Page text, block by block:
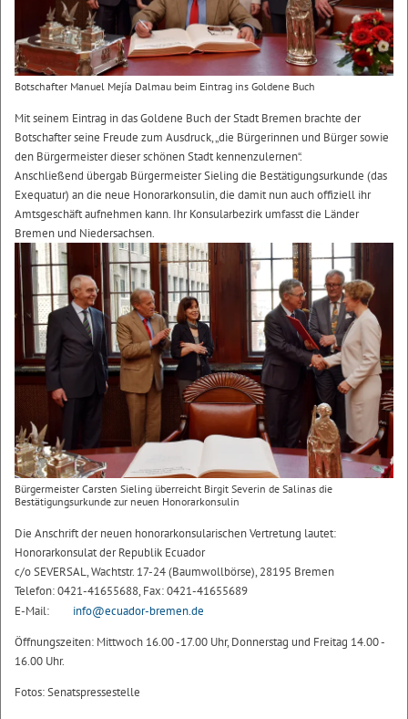
Botschafter Manuel Mejía Dalmau beim Eintrag ins Goldene Buch
Mit seinem Eintrag in das Goldene Buch der Stadt Bremen brachte der
Botschafter seine Freude zum Ausdruck, „die Bürgerinnen und Bürger sowie
den Bürgermeister dieser schönen Stadt kennenzulernen“.
Anschließend übergab Bürgermeister Sieling die Bestätigungsurkunde (das
Exequatur) an die neue Honorarkonsulin, die damit nun auch offiziell ihr
Amtsgeschäft aufnehmen kann. Ihr Konsularbezirk umfasst die Länder
Bremen und Niedersachsen.
Bürgermeister Carsten Sieling überreicht Birgit Severin de Salinas die
Bestätigungsurkunde zur neuen Honorarkonsulin
Die Anschrift der neuen honorarkonsularischen Vertretung lautet:
Honorarkonsulat der Republik Ecuador
c/o SEVERSAL, Wachtstr. 17-24 (Baumwollbörse), 28195 Bremen
Telefon: 0421-41655688, Fax: 0421-41655689
E-Mail:
info@ecuador-bremen.de
Öffnungszeiten: Mittwoch 16.00 -17.00 Uhr, Donnerstag und Freitag 14.00 -
16.00 Uhr.
Fotos: Senatspressestelle